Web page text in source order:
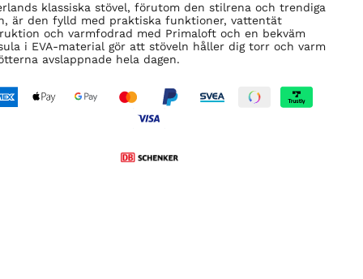
klassiska stövel, förutom den stilrena och trendiga
är den fylld med praktiska funktioner, vattentät
och varmfodrad med Primaloft och en bekväm
i EVA-material gör att stöveln håller dig torr och varm
avslappnade hela dagen.